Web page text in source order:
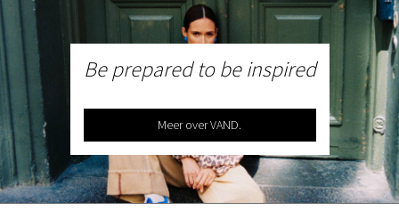
Be prepared to be inspired
Meer over VAND.